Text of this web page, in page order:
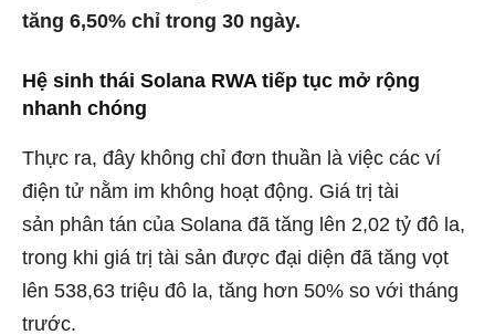
tăng 6,50% chỉ trong 30 ngày.
Hệ sinh thái Solana RWA tiếp tục mở rộng
nhanh chóng
Thực ra, đây không chỉ đơn thuần là việc các ví
điện tử nằm im không hoạt động. Giá trị tài
sản phân tán của Solana đã tăng lên 2,02 tỷ đô la,
trong khi giá trị tài sản được đại diện đã tăng vọt
lên 538,63 triệu đô la, tăng hơn 50% so với tháng
trước.